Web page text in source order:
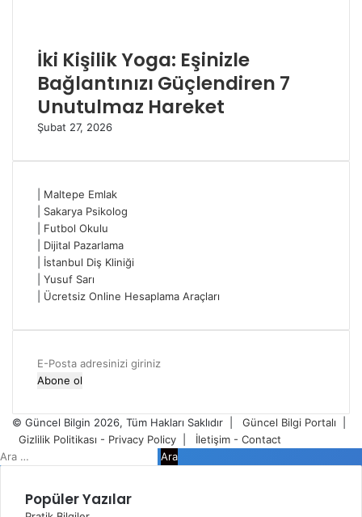
İki Kişilik Yoga: Eşinizle
Bağlantınızı Güçlendiren 7
Unutulmaz Hareket
Şubat 27, 2026
Maltepe Emlak
Sakarya Psikolog
Futbol Okulu
Dijital Pazarlama
İstanbul Diş Kliniği
Yusuf Sarı
Ücretsiz Online Hesaplama Araçları
E-
Posta
giriniz
© Güncel Bilgin 2026, Tüm Hakları Saklıdır | Güncel Bilgi Portalı
Gizlilik Politikası - Privacy Policy
İletişim - Contact
Kapalı
Arama:
Popüler Yazılar